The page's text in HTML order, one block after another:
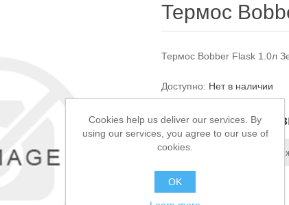
Термос
Термос Bobber Flask 1.0л
Доступно: Нет в наличии
Звоните, чтобы
Добавить в список
Cookies help us deliver our services. By
using our services, you agree to our use of
cookies.
OK